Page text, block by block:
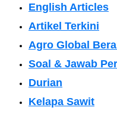
English Articles
Artikel Terkini
Agro Global
Soal & Jawab
Durian
Kelapa Sawit